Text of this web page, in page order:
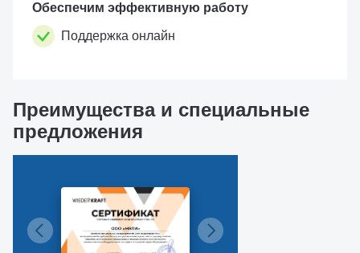
Обеспечим эффективную работу
Поддержка онлайн
Преимущества и специальные
предложения